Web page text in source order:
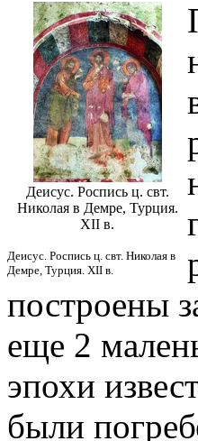
Деисус. Роспись ц. свт.
Николая в Демре, Турция.
XII в.
Деисус. Роспись ц. свт. Николая в
Демре, Турция. XII в.
построены
еще 2
эпохи
были